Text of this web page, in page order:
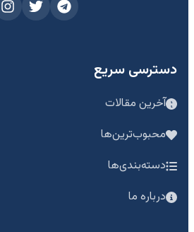
دسترسی سریع
آخرین مقالات
محبوب‌ترین‌ها
دسته‌بندی‌ها
درباره ما